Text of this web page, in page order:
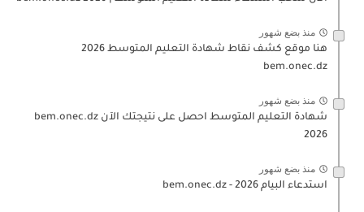
منذ بضع شهور
هنا موقع كشف نقاط شهادة التعليم المتوسط 2026
bem.onec.dz
منذ بضع شهور
شهادة التعليم المتوسط احصل على نتيجتك الآن bem.onec.dz
2026
منذ بضع شهور
استدعاء البيام 2026 - bem.onec.dz